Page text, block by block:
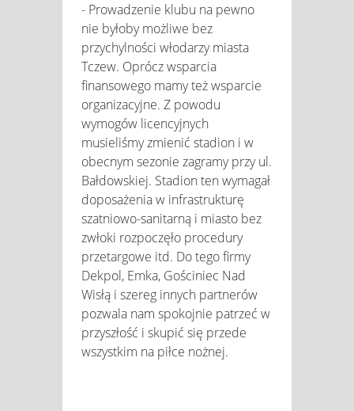
- Prowadzenie klubu na pewno
nie byłoby możliwe bez
przychylności włodarzy miasta
Tczew. Oprócz wsparcia
finansowego mamy też wsparcie
organizacyjne. Z powodu
wymogów licencyjnych
musieliśmy zmienić stadion i w
obecnym sezonie zagramy przy ul.
Bałdowskiej. Stadion ten wymagał
doposażenia w infrastrukturę
szatniowo-sanitarną i miasto bez
zwłoki rozpoczęło procedury
przetargowe itd. Do tego firmy
Dekpol, Emka, Gościniec Nad
Wisłą i szereg innych partnerów
pozwala nam spokojnie patrzeć w
przyszłość i skupić się przede
wszystkim na piłce nożnej.